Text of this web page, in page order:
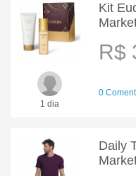
1 dia
Kit
R$
0
Daily